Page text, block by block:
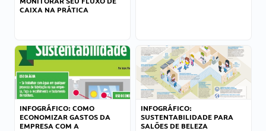
CAIXA NA PRÁTICA
INFOGRÁFICO: COMO
ECONOMIZAR GASTOS DA
EMPRESA COM A
INFOGRÁFICO:
SUSTENTABILIDADE PARA
SALÕES DE BELEZA